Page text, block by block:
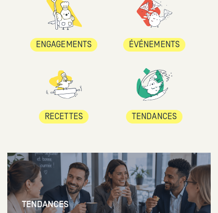
ENGAGEMENTS ÉVÉNEMENTS
RECETTES TENDANCES
TENDANCES